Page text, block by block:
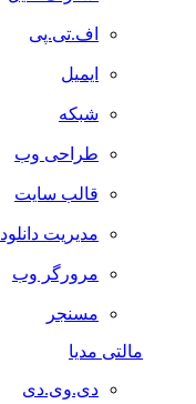
اف.تی.پی
ایمیل
شبکه
طراحی وب
قالب سایت
مدیریت دانلود
مرورگر وب
مسنجر
مالتی مدیا
دی.وی.دی